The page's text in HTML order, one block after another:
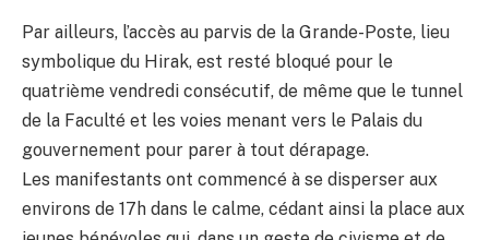
Par ailleurs, l’accès au parvis de la Grande-Poste, lieu
symbolique du Hirak, est resté bloqué pour le
quatrième vendredi consécutif, de même que le tunnel
de la Faculté et les voies menant vers le Palais du
gouvernement pour parer à tout dérapage.
Les manifestants ont commencé à se disperser aux
environs de 17h dans le calme, cédant ainsi la place aux